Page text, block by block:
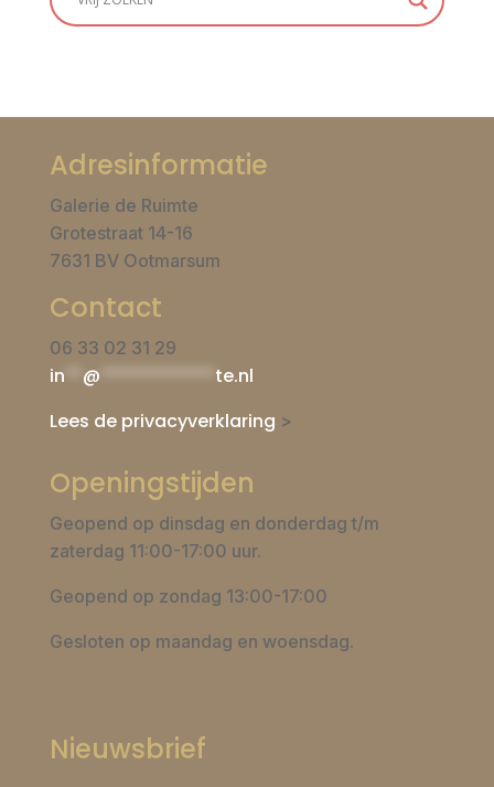
Adresinformatie
Galerie de Ruimte
Grotestraat 14-16
7631 BV Ootmarsum
Contact
06 33 02 31 29
in @
te.nl
Lees de privacyverklaring >
Openingstijden
Geopend op dinsdag en donderdag t/m
zaterdag 11:00-17:00 uur.
Geopend op zondag 13:00-17:00
Gesloten op maandag en woensdag.
Nieuwsbrief